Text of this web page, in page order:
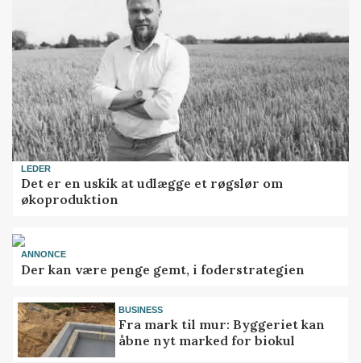
LEDER
Det er en uskik at udlægge et røgslør om
økoproduktion
ANNONCE
Der kan være penge gemt, i foderstrategien
BUSINESS
Fra mark til mur: Byggeriet kan
åbne nyt marked for biokul